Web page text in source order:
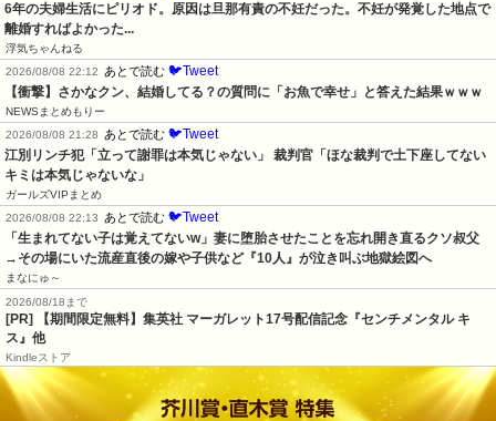
6年の夫婦生活にピリオド。原因は旦那有責の不妊だった。不妊が発覚した地点で
離婚すればよかった...
浮気ちゃんねる
2026/08/08 22:12
あとで読む 🐦Tweet
【衝撃】さかなクン、結婚してる？の質問に「お魚で幸せ」と答えた結果ｗｗｗ
NEWSまとめもりー
2026/08/08 21:28
あとで読む 🐦Tweet
江別リンチ犯「立って謝罪は本気じゃない」 裁判官「ほな裁判で土下座してない
キミは本気じゃないな」
ガールズVIPまとめ
2026/08/08 22:13
あとで読む 🐦Tweet
「生まれてない子は覚えてないw」妻に堕胎させたことを忘れ開き直るクソ叔父
→その場にいた流産直後の嫁や子供など『10人』が泣き叫ぶ地獄絵図へ
まなにゅ～
2026/08/18まで
[PR] 【期間限定無料】集英社 マーガレット17号配信記念『センチメンタル キ
ス』他
Kindleストア